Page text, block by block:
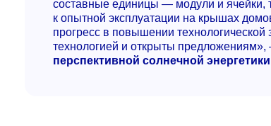
составные единицы — модули и ячейки,
к опытной эксплуатации на крышах
прогресс в повышении технологической
технологией и открыты предложениям»,
перспективной солнечной